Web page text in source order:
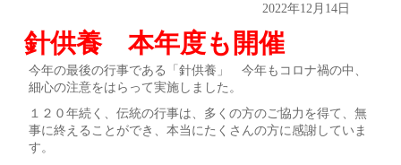
2022年12月14日
針供養 本年度も開催
今年の最後の行事である「針供養」 今年もコロナ禍の中、
細心の注意をはらって実施しました。
１２０年続く、伝統の行事は、多くの方のご協力を得て、無
事に終えることができ、本当にたくさんの方に感謝していま
す。